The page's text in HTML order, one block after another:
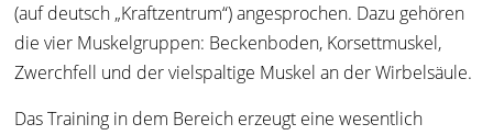
(auf deutsch „Kraftzentrum“) angesprochen. Dazu gehören
die vier Muskelgruppen: Beckenboden, Korsettmuskel,
Zwerchfell und der vielspaltige Muskel an der Wirbelsäule.
Das Training in dem Bereich erzeugt eine wesentlich